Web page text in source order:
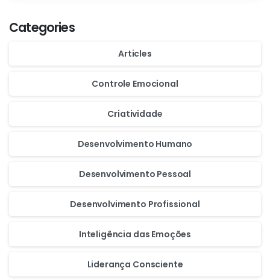
Categories
Articles
Controle Emocional
Criatividade
Desenvolvimento Humano
Desenvolvimento Pessoal
Desenvolvimento Profissional
Inteligência das Emoções
Liderança Consciente